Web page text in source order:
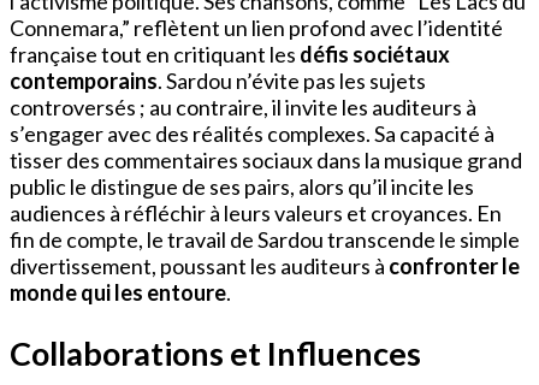
Connemara,” reflètent un lien profond avec l’identité
française tout en critiquant les défis sociétaux
contemporains. Sardou n’évite pas les sujets
controversés ; au contraire, il invite les auditeurs à
s’engager avec des réalités complexes. Sa capacité à
tisser des commentaires sociaux dans la musique grand
public le distingue de ses pairs, alors qu’il incite les
audiences à réfléchir à leurs valeurs et croyances. En
fin de compte, le travail de Sardou transcende le simple
divertissement, poussant les auditeurs à confronter le
monde qui les entoure.
Collaborations et Influences